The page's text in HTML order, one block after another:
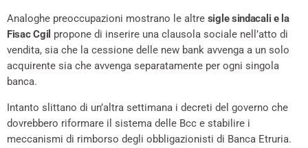
Analoghe preoccupazioni mostrano le altre sigle sindacali e la
Fisac Cgil propone di inserire una clausola sociale nell’atto di
vendita, sia che la cessione delle new bank avvenga a un solo
acquirente sia che avvenga separatamente per ogni singola
banca.
Intanto slittano di un’altra settimana i decreti del governo che
dovrebbero riformare il sistema delle Bcc e stabilire i
meccanismi di rimborso degli obbligazionisti di Banca Etruria.